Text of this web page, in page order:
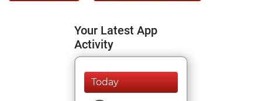
Your Latest App
Activity
Today